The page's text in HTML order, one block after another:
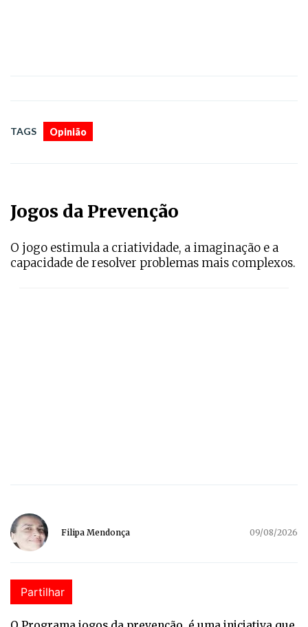
TAGS Opinião
Jogos da Prevenção
O jogo estimula a criatividade, a imaginação e a
capacidade de resolver problemas mais complexos.
Filipa Mendonça 09/08/2026
Partilhar